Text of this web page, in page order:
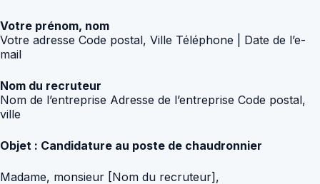
Votre prénom, nom
Votre adresse Code postal, Ville Téléphone | Date de l’e-
mail
Nom du recruteur
Nom de l’entreprise Adresse de l’entreprise Code postal,
ville
Objet : Candidature au poste de chaudronnier
Madame, monsieur [Nom du recruteur],